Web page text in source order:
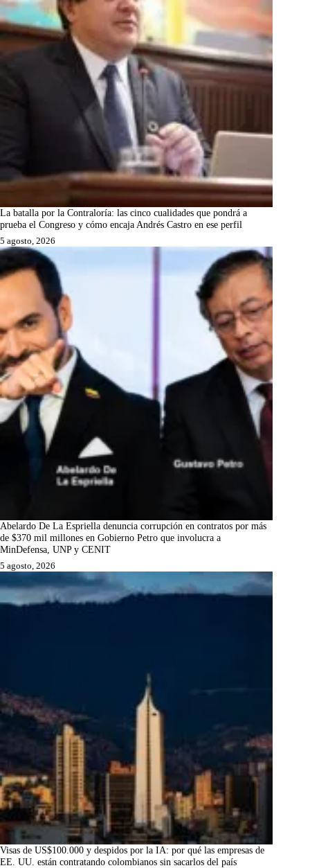
La batalla por la Contraloría: las cinco cualidades que pondrá a
prueba el Congreso y cómo encaja Andrés Castro en ese perfil
5 agosto, 2026
Abelardo De La Espriella denuncia corrupción en contratos por más
de $370 mil millones en Gobierno Petro que involucra a
MinDefensa, UNP y CENIT
5 agosto, 2026
Visas de US$100.000 y despidos por la IA: por qué las empresas de
EE. UU. están contratando colombianos sin sacarlos del país